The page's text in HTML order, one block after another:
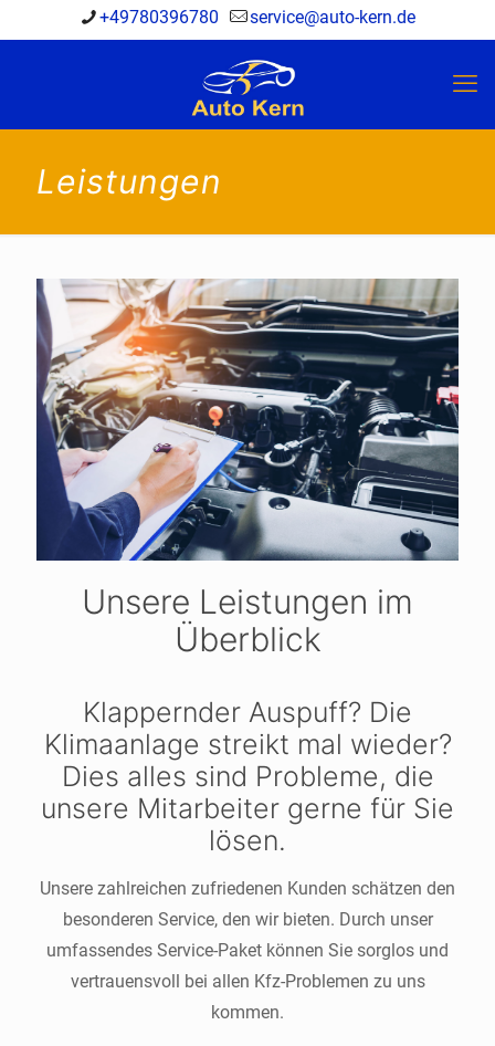
+49780396780 service@auto-kern.de
Leistungen
Unsere Leistungen im
Überblick
Klappernder Auspuff? Die
Klimaanlage streikt mal wieder?
Dies alles sind Probleme, die
unsere Mitarbeiter gerne für Sie
lösen.
Unsere zahlreichen zufriedenen Kunden schätzen den
besonderen Service, den wir bieten. Durch unser
umfassendes Service-Paket können Sie sorglos und
vertrauensvoll bei allen Kfz-Problemen zu uns
kommen.